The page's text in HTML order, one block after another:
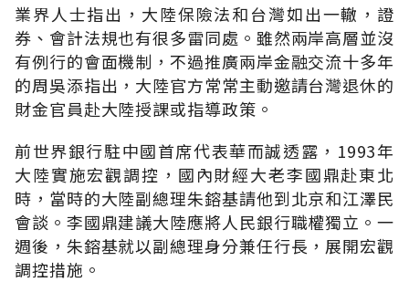
業界人士指出，大陸保險法和台灣如出一轍，證
券、會計法規也有很多雷同處。雖然兩岸高層並沒
有例行的會面機制，不過推廣兩岸金融交流十多年
的周吳添指出，大陸官方常常主動邀請台灣退休的
財金官員赴大陸授課或指導政策。
前世界銀行駐中國首席代表華而誠透露，1993年
大陸實施宏觀調控，國內財經大老李國鼎赴東北
時，當時的大陸副總理朱鎔基請他到北京和江澤民
會談。李國鼎建議大陸應將人民銀行職權獨立。一
週後，朱鎔基就以副總理身分兼任行長，展開宏觀
調控措施。